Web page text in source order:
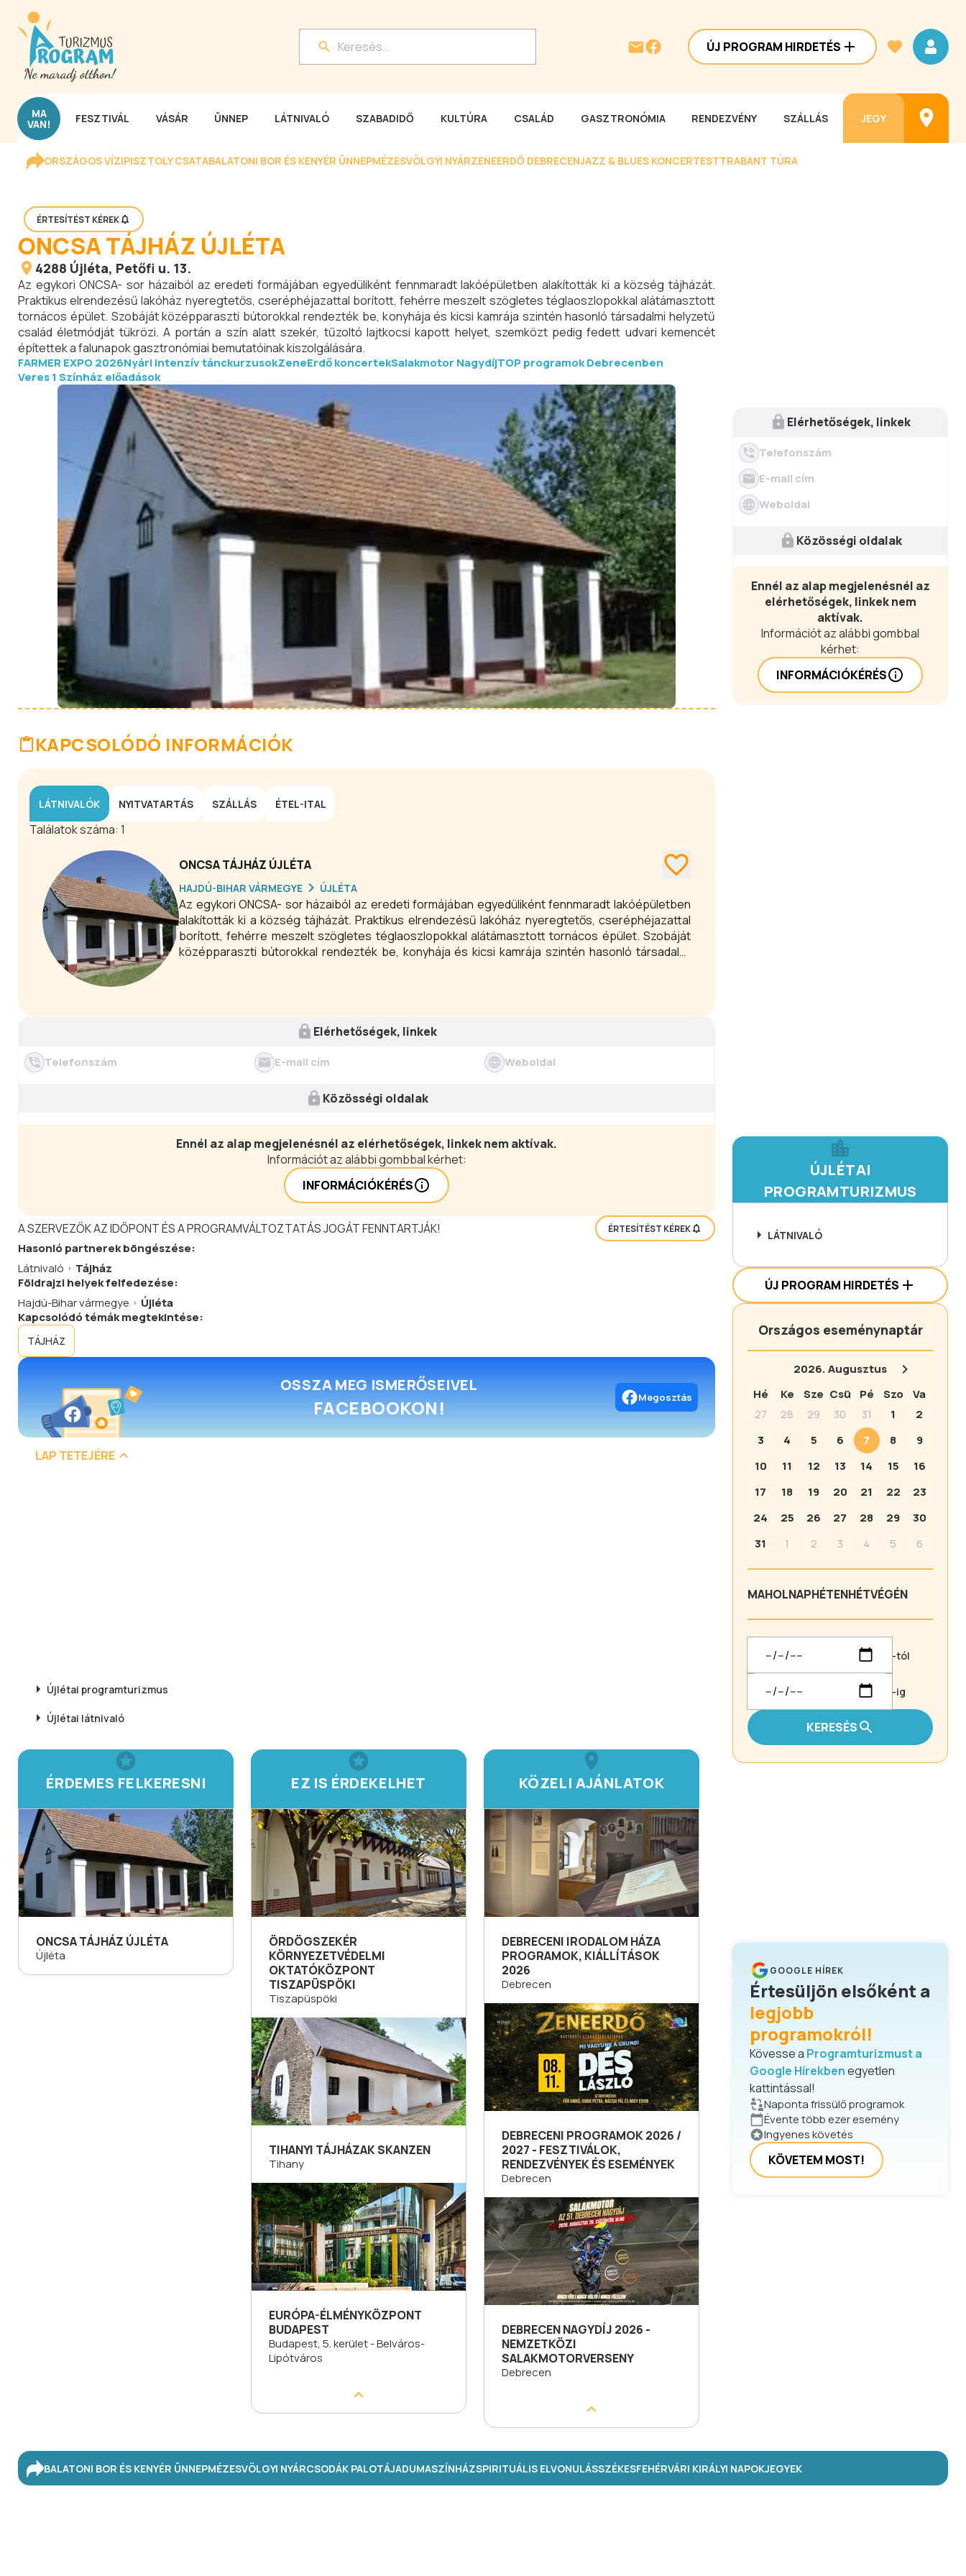
ÚJ PROGRAM HIRDETÉS
MA
VAN! FESZTIVÁL VÁSÁR ÜNNEP LÁTNIVALÓ SZABADIDŐ KULTÚRA CSALÁD GASZTRONÓMIA RENDEZVÉNY SZÁLLÁS JEGY
ORSZÁGOS VÍZIPISZTOLY CSATABALATONI BOR ÉS KENYÉR ÜNNEPMÉZESVÖLGYI NYÁRZENEERDŐ DEBRECENJAZZ & BLUES KONCERTESTTRABANT TÚRA
ÉRTESÍTÉST KÉREK
ONCSA TÁJHÁZ ÚJLÉTA
4288 Újléta, Petőfi u. 13.
Az egykori ONCSA- sor házaiból az eredeti formájában egyedüliként fennmaradt lakóépületben alakították ki a község tájházát.
Praktikus elrendezésű lakóház nyeregtetős, cseréphéjazattal borított, fehérre meszelt szögletes téglaoszlopokkal alátámasztott
tornácos épület. Szobáját középparaszti bútorokkal rendezték be, konyhája és kicsi kamrája szintén hasonló társadalmi helyzetű
család életmódját tükrözi. A portán a szín alatt szekér, tűzoltó lajtkocsi kapott helyet, szemközt pedig fedett udvari kemencét
építettek a falunapok gasztronómiai bemutatóinak kiszolgálására.
FARMER EXPO 2026Nyári intenzív tánckurzusokZeneErdő koncertekSalakmotor NagydíjTOP programok Debrecenben
Veres 1 Színház előadások
KAPCSOLÓDÓ INFORMÁCIÓK
LÁTNIVALÓK NYITVATARTÁS SZÁLLÁS ÉTEL-ITAL
Találatok száma: 1
ONCSA TÁJHÁZ ÚJLÉTA
HAJDÚ-BIHAR VÁRMEGYE ÚJLÉTA
Az egykori ONCSA- sor házaiból az eredeti formájában egyedüliként fennmaradt lakóépületben
alakították ki a község tájházát. Praktikus elrendezésű lakóház nyeregtetős, cseréphéjazattal
borított, fehérre meszelt szögletes téglaoszlopokkal alátámasztott tornácos épület. Szobáját
középparaszti bútorokkal rendezték be, konyhája és kicsi kamrája szintén hasonló társadalmi
Elérhetőségek, linkek
Telefonszám E-mail cím Weboldal
Közösségi oldalak
Ennél az alap megjelenésnél az elérhetőségek, linkek nem aktívak.
Információt az alábbi gombbal kérhet:
INFORMÁCIÓKÉRÉS
A SZERVEZŐK AZ IDŐPONT ÉS A PROGRAMVÁLTOZTATÁS JOGÁT FENNTARTJÁK! ÉRTESÍTÉST KÉREK
Hasonló partnerekböngészése:
Látnivaló
Tájház
Földrajzi helyek felfedezése:
Hajdú-Bihar vármegye
Újléta
Kapcsolódó témák megtekintése:
TÁJHÁZ
OSSZA MEG ISMERŐSEIVEL
FACEBOOKON! Megosztás
LAP TETEJÉRE
Újlétai programturizmus
Újlétai látnivaló
ÉRDEMES FELKERESNI
ONCSA TÁJHÁZ ÚJLÉTA
Újléta
EZ IS ÉRDEKELHET
ÖRDÖGSZEKÉR
KÖRNYEZETVÉDELMI
OKTATÓKÖZPONT
TISZAPÜSPÖKI
Tiszapüspöki
TIHANYI TÁJHÁZAK SKANZEN
Tihany
EURÓPA-ÉLMÉNYKÖZPONT
BUDAPEST
Budapest, 5. kerület - Belváros-
Lipótváros
KÖZELI AJÁNLATOK
DEBRECENI IRODALOM HÁZA
PROGRAMOK, KIÁLLÍTÁSOK
2026
Debrecen
DEBRECENI PROGRAMOK 2026 /
2027 - FESZTIVÁLOK,
RENDEZVÉNYEK ÉS ESEMÉNYEK
Debrecen
DEBRECEN NAGYDÍJ 2026 -
NEMZETKÖZI
SALAKMOTORVERSENY
Debrecen
Elérhetőségek, linkek
Telefonszám
E-mail cím
Weboldal
Közösségi oldalak
Ennél az alap megjelenésnél az
elérhetőségek, linkek nem
aktívak.
Információt az alábbi gombbal
kérhet:
INFORMÁCIÓKÉRÉS
ÚJLÉTAI
PROGRAMTURIZMUS
LÁTNIVALÓ
ÚJ PROGRAM HIRDETÉS
Országos eseménynaptár
2026.Augusztus
Hé
Ke Sze Csü Pé Szo
Va
27
28 29 30 31 1
2
3
4 5 6 7 8
9
10
11 12 13 14 15
16
17
18 19 20 21 22
23
24
25 26 27 28 29
30
31
1 2 3 4 5 6
MAHOLNAPHÉTENHÉTVÉGÉN
-tól
-ig
KERESÉS
GOOGLE HÍREK
Értesüljön elsőként a
legjobb
programokról!
Kövesse a Programturizmust a
Google Hírekbenegyetlen
kattintással!
Naponta frissülő programok
Évente több ezer esemény
Ingyenes követés
KÖVETEM MOST!
BALATONI BOR ÉS KENYÉR ÜNNEPMÉZESVÖLGYI NYÁRCSODÁK PALOTÁJADUMASZÍNHÁZSPIRITUÁLIS ELVONULÁSSZÉKESFEHÉRVÁRI KIRÁLYI NAPOKJEGYEK